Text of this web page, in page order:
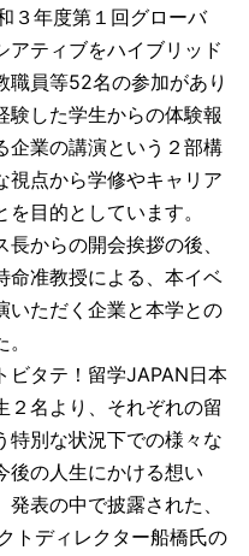
３年度第１回グローバ
アティブをハイブリッド
職員等52名の参加があり
験した学生からの体験報
企業の講演という２部構
視点から学修やキャリア
目的としています。
からの開会挨拶の後、
命准教授による、本イベ
いただく企業と本学との
タテ！留学JAPAN日本
２名より、それぞれの留
特別な状況下での様々な
後の人生にかける想い
表の中で披露された、
トディレクター船橋氏の